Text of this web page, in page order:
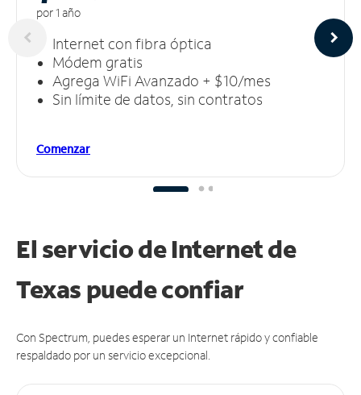
por 1 año
Internet con fibra óptica
Módem gratis
Agrega WiFi Avanzado + $10/mes
Sin límite de datos, sin contratos
Comenzar
El servicio de Internet de
Texas puedeconfiar
Con Spectrum, puedes esperar un Internet rápido y confiable
respaldado por un servicio excepcional.